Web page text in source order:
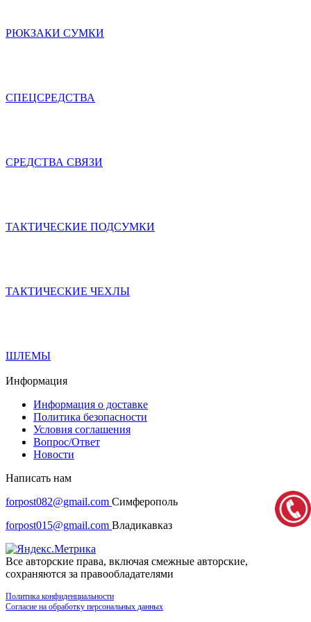
РЮКЗАКИ СУМКИ
СПЕЦСРЕДСТВА
СРЕДСТВА СВЯЗИ
ТАКТИЧЕСКИЕ ПОДСУМКИ
ТАКТИЧЕСКИЕ ЧЕХЛЫ
ШЛЕМЫ
Информация
Информация о доставке
Политика безопасности
Условия соглашения
Вопрос/Ответ
Новости
Написать нам
forpost082@gmail.com Симферополь
forpost015@gmail.com Владикавказ
Все авторские права, включая смежные авторские,
сохраняются за правообладателями
Политика конфиденциальности
Согласие на обработку персональных данных